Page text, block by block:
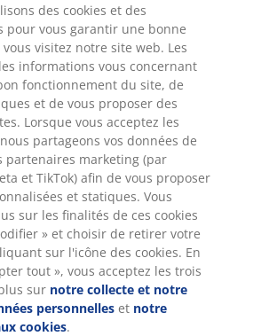
des cookies et des
pour vous garantir une bonne
visitez notre site web. Les
informations vous concernant
fonctionnement du site, de
et de vous proposer des
Lorsque vous acceptez les
partageons vos données de
partenaires marketing (par
et TikTok) afin de vous proposer
et statiques. Vous
sur les finalités de ces cookies
» et choisir de retirer votre
sur l'icône des cookies. En
tout », vous acceptez les trois
sur notre collecte et notre
personnelles et notre
cookies.